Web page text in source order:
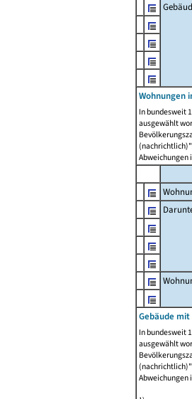
Wohnungen
In bundesweit
ausgewählt
Abweichungen
Gebäude
In bundesweit
ausgewählt
Abweichungen